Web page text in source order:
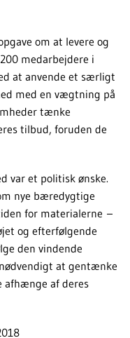
om at levere og
medarbejdere i
at anvende et særligt
med en vægtning på
tænke
tilbud, foruden de
var et politisk ønske.
nye bæredygtige
for materialerne –
og efterfølgende
den vindende
at gentænke
afhænge af deres